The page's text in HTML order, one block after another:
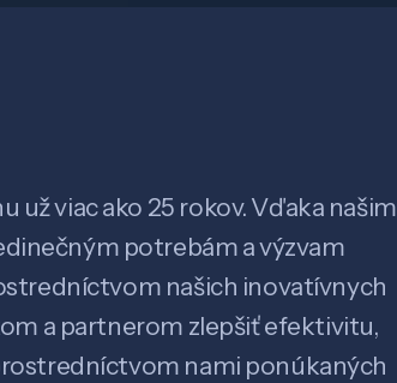
už viac ako 25 rokov. Vďaka našim
potrebám a výzvam
našich inovatívnych
a partnerom zlepšiť efektivitu,
nami ponúkaných